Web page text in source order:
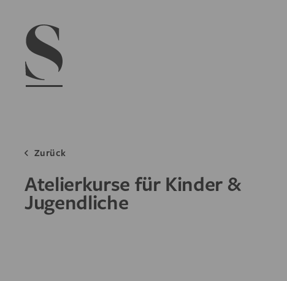
Zurück
Atelierkurse für Kinder &
Jugendliche